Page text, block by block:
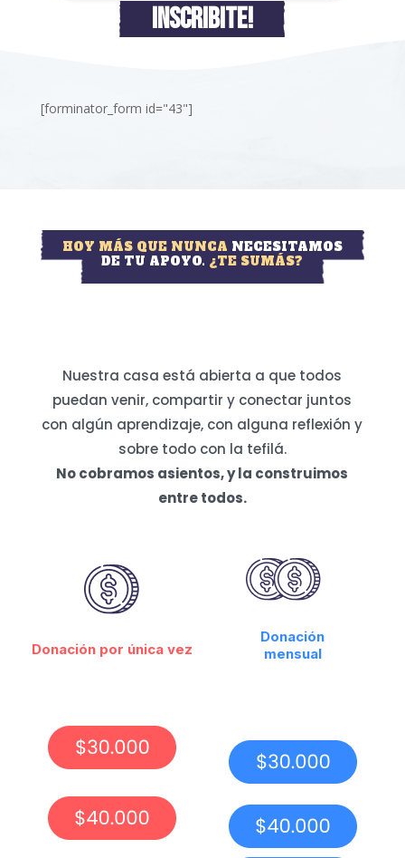
INSCRIBITE!
[forminator_form id="43"]
HOY MÁS QUE NUNCA NECESITAMOS
DE TU APOYO. ¿TE SUMÁS?
Nuestra casa está abierta a que todos
puedan venir, compartir y conectar juntos
con algún aprendizaje, con alguna reflexión y
sobre todo con la tefilá.
No cobramos asientos, y la construimos
entre todos.
Donación por única vez
Donación
mensual